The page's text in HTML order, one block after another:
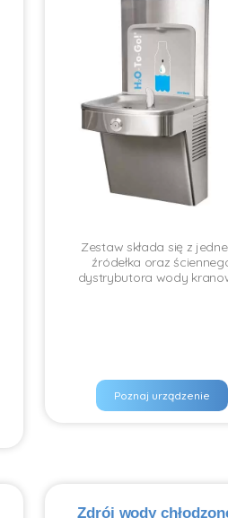
Zestaw składa się z
źródełka oraz
dystrybutora wody
Poznaj urządzenie
Zdrój wody